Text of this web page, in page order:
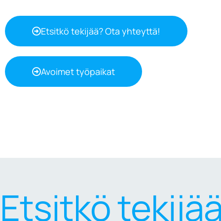
Etsitkö tekijää? Ota yhteyttä!
Avoimet työpaikat
Etsitkö